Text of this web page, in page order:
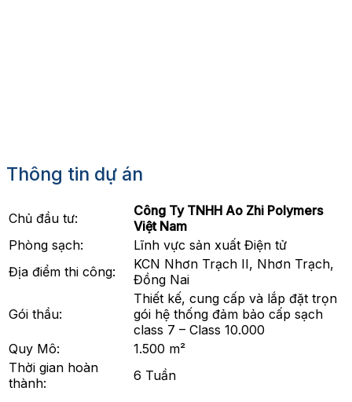
Thông tin dự án
Chủ đầu tư:
Công Ty TNHH Ao Zhi Polymers
Việt Nam
Phòng sạch:
Lĩnh vực sản xuất Điện tử
Địa điểm thi công:
KCN Nhơn Trạch II, Nhơn Trạch,
Đồng Nai
Gói thầu:
Thiết kế, cung cấp và lắp đặt trọn
gói hệ thống đảm bảo cấp sạch
class 7 – Class 10.000
Quy Mô:
1.500 m²
Thời gian hoàn
thành:
6 Tuần